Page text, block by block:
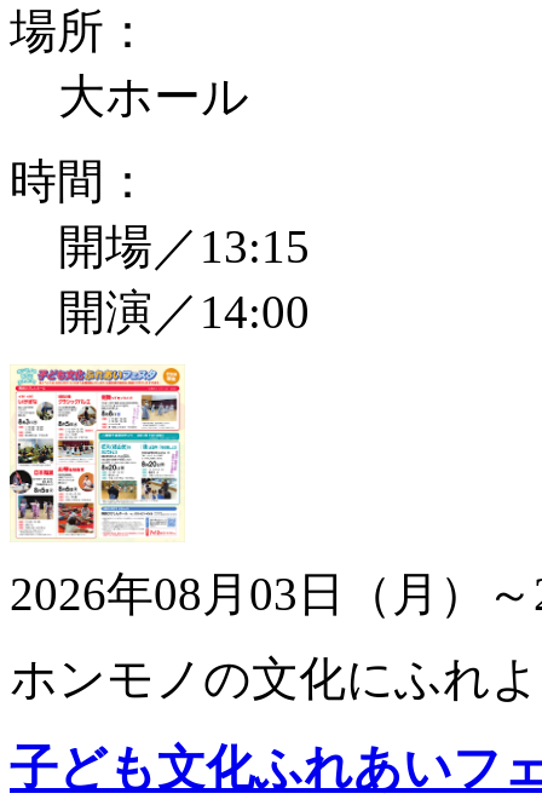
場所：
大ホール
時間：
開場／13:15
開演／14:00
2026年08月03日（月）
ホンモノの文化にふれ
子ども文化ふれあいフ